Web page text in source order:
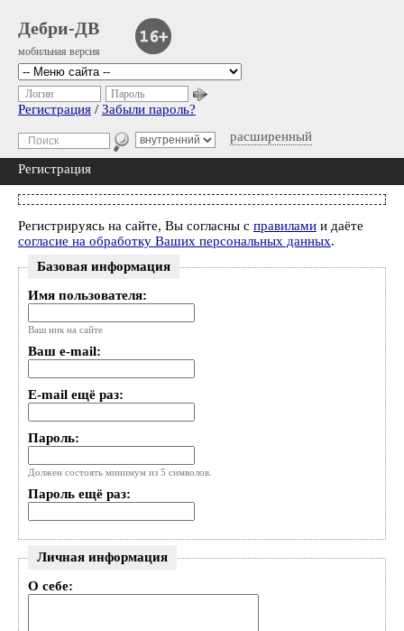
Дебри-ДВ
мобильная версия
расширенный
Логин Пароль
Регистрация / Забыли пароль?
Регистрация
Регистрируясь на сайте, Вы согласны с правилами и даёте
согласие на обработку Ваших персональных данных.
Базовая информация
Имя пользователя:
Ваш ник на сайте
Ваш e-mail:
E-mail ещё раз:
Пароль:
Должен состоять минимум из 5 символов.
Пароль ещё раз:
Личная информация
О себе: